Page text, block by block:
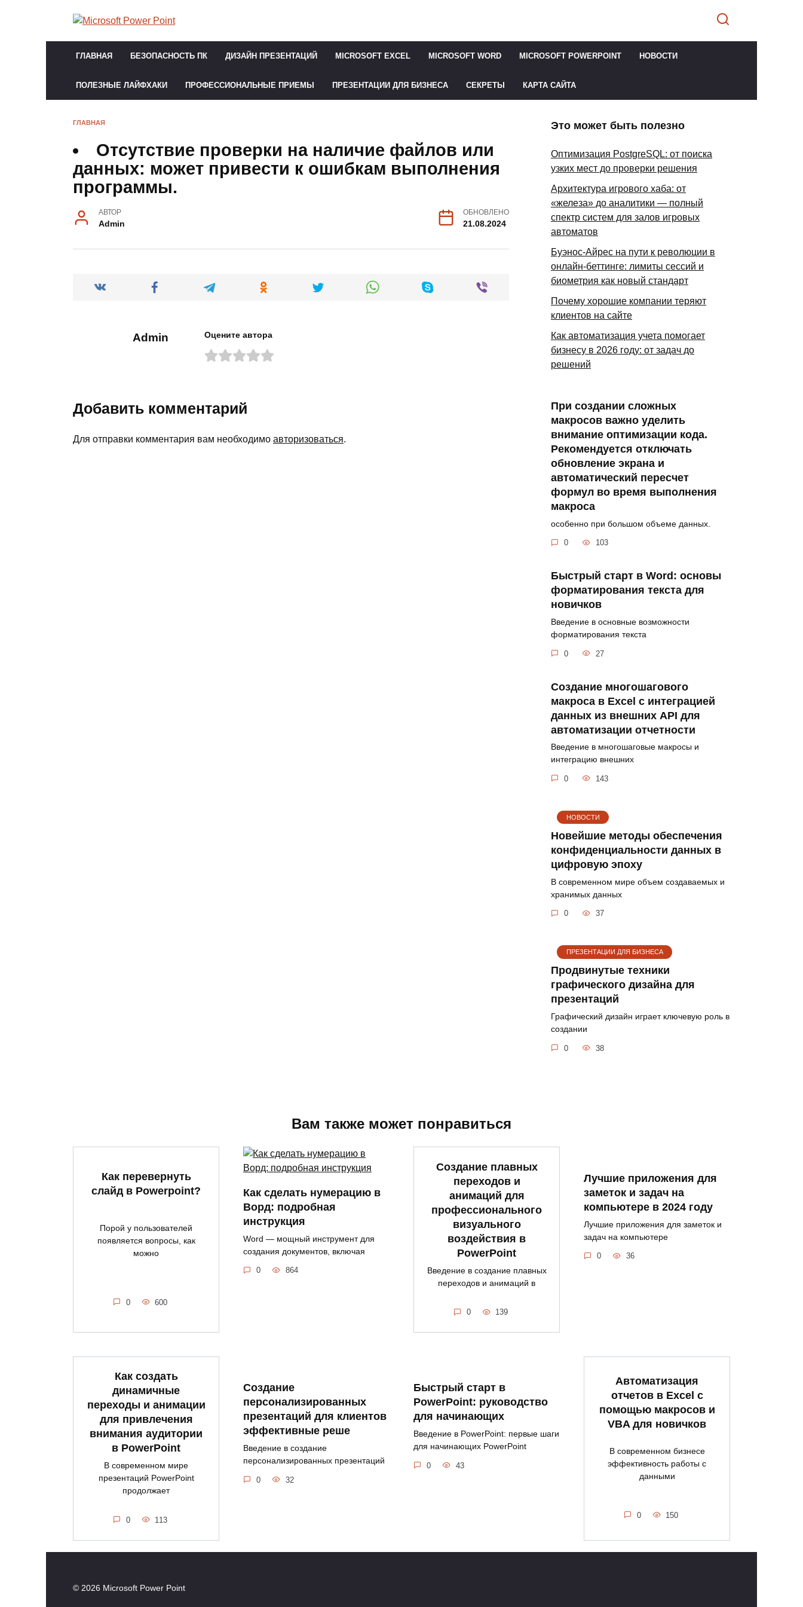
ГЛАВНАЯ БЕЗОПАСНОСТЬ ПК ДИЗАЙН ПРЕЗЕНТАЦИЙ MICROSOFT EXCEL MICROSOFT WORD MICROSOFT POWERPOINT НОВОСТИ
ПОЛЕЗНЫЕ ЛАЙФХАКИ ПРОФЕССИОНАЛЬНЫЕ ПРИЕМЫ ПРЕЗЕНТАЦИИ ДЛЯ БИЗНЕСА СЕКРЕТЫ КАРТА САЙТА
ГЛАВНАЯ
Отсутствие проверки на наличие файлов или
данных: может привести к ошибкам выполнения
программы.
АВТОР
Admin
ОБНОВЛЕНО
21.08.2024
Admin Оцените автора
Добавить комментарий
Для отправки комментария вам необходимо авторизоваться.
Это может быть полезно
Оптимизация PostgreSQL: от поиска
узких мест до проверки решения
Архитектура игрового хаба: от
«железа» до аналитики — полный
спектр систем для залов игровых
автоматов
Буэнос-Айрес на пути к революции в
онлайн-беттинге: лимиты сессий и
биометрия как новый стандарт
Почему хорошие компании теряют
клиентов на сайте
Как автоматизация учета помогает
бизнесу в 2026 году: от задач до
решений
При создании сложных
макросов важно уделить
внимание оптимизации кода.
Рекомендуется отключать
обновление экрана и
автоматический пересчет
формул во время выполнения
макроса
особенно при большом объеме данных.
0 103
Быстрый старт в Word: основы
форматирования текста для
новичков
Введение в основные возможности
форматирования текста
0 27
Создание многошагового
макроса в Excel с интеграцией
данных из внешних API для
автоматизации отчетности
Введение в многошаговые макросы и
интеграцию внешних
0 143
НОВОСТИ
Новейшие методы обеспечения
конфиденциальности данных в
цифровую эпоху
В современном мире объем создаваемых и
хранимых данных
0 37
ПРЕЗЕНТАЦИИ ДЛЯ БИЗНЕСА
Продвинутые техники
графического дизайна для
презентаций
Графический дизайн играет ключевую роль в
создании
0 38
Вам также может понравиться
Как перевернуть
слайд в Powerpoint?
Порой у пользователей
появляется вопросы, как
можно
0 600
Как сделать нумерацию в
Ворд: подробная
инструкция
Word — мощный инструмент для
создания документов, включая
0 864
Создание плавных
переходов и
анимаций для
профессионального
визуального
воздействия в
PowerPoint
Введение в создание плавных
переходов и анимаций в
0 139
Лучшие приложения для
заметок и задач на
компьютере в 2024 году
Лучшие приложения для заметок и
задач на компьютере
0 36
Как создать
динамичные
переходы и анимации
для привлечения
внимания аудитории
в PowerPoint
В современном мире
презентаций PowerPoint
продолжает
0 113
Создание
персонализированных
презентаций для клиентов
эффективные реше
Введение в создание
персонализированных презентаций
0 32
Быстрый старт в
PowerPoint: руководство
для начинающих
Введение в PowerPoint: первые шаги
для начинающих PowerPoint
0 43
Автоматизация
отчетов в Excel с
помощью макросов и
VBA для новичков
В современном бизнесе
эффективность работы с
данными
0 150
© 2026 Microsoft Power Point